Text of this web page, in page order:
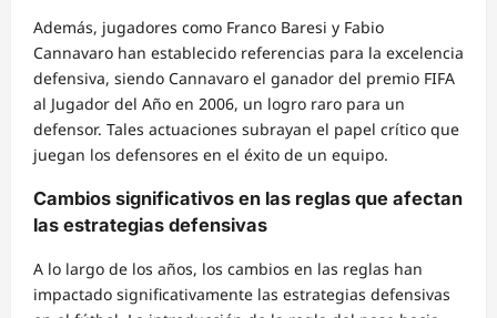
Además, jugadores como Franco Baresi y Fabio
Cannavaro han establecido referencias para la excelencia
defensiva, siendo Cannavaro el ganador del premio FIFA
al Jugador del Año en 2006, un logro raro para un
defensor. Tales actuaciones subrayan el papel crítico que
juegan los defensores en el éxito de un equipo.
Cambios significativos en las reglas que afectan
las estrategias defensivas
A lo largo de los años, los cambios en las reglas han
impactado significativamente las estrategias defensivas